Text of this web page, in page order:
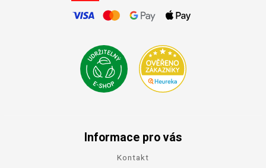
Informace pro vás
Kontakt